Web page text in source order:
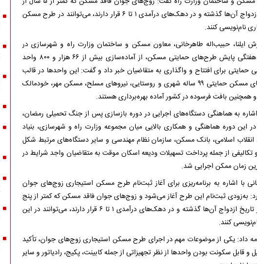
تاریخ ازدواج آن‌ها گذشته و در دهک‌های درآمدی ۱ تا ۶ قرار دارند، می‌توانند در طرح مسکن
نام‌نویسی کنند.
ایلنا، حبیب‌اله طاهرخانی، معاون مسکن و ساختمان وزارت راه و شهرسازی در
جلسه هفتگی پایش طرح‌های حمایتی مسکن، از آماده‌سازی بیش از ۶۶ هزار و ۸۰۰ واحد
حمایتی برای افتتاح و واگذاری به متقاضیان خبر داد و گفت: این واحدها در قالب
طرح‌های مسکن حمایتی ۹۹ ساله شهری و روستایی، نیروهای مسلح، مسکن مهر، خودمالک
همچنین بافت فرسوده در کشور آماده بهره‌برداری هستند.
به هماهنگی دستگاه‌های اجرایی در دوره بازسازی پس از جنگ تحمیلی رمضان،
در این دوره هماهنگی و همکاری بالایی میان مجموعه وزارت راه و شهرسازی، بنیاد
اسلامی، بانک مسکن، سازمان نظام مهندسی و سایر دستگاه‌های مرتبط شکل
تکالیفی از جمله پرداخت تسهیلات ودیعه اسکان موقت به متقاضیان واجد شرایط در
زمان ممکن اجرایی شد.
با اشاره به برنامه‌ریزی برای آغاز ثبت‌نام طرح مسکن استیجاری زوج‌های جوان
به‌زودی ثبت‌نام این طرح آغاز می‌شود و زوج‌های جوان فاقد مسکن که کمتر از پنج
سال از تاریخ ازدواج آن‌ها گذشته و در دهک‌های درآمدی ۱ تا ۶ قرار دارند، می‌توانند در این
کنند.
داد: یکی از موضوعات مهم در اجرای طرح مسکن استیجاری زوج‌های جوان، تأکید
و قابل سکونت بودن واحدها از نظر تجهیزاتی از جمله کابینت، پکیج، رادیاتور و سایر